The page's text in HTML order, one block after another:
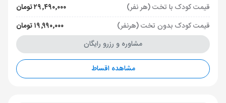
قیمت کودک با تخت (هر نفر)
۲۹٬۴۹۰٬۰۰۰ تومان
قیمت کودک بدون تخت (هرنفر)
۱۹٬۹۹۰٬۰۰۰ تومان
مشاوره و رزرو رایگان
مشاهده اقساط